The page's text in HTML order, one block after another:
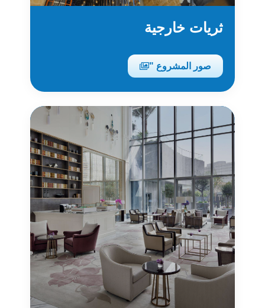
ثريات خارجية
صور المشروع "